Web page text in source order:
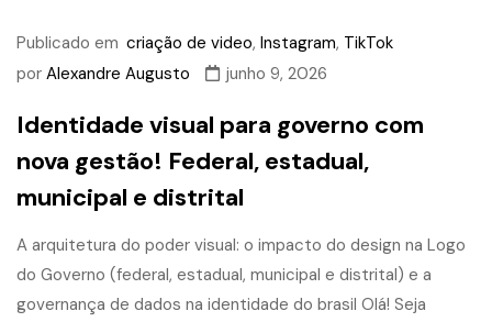
Publicado em criação de video, Instagram, TikTok
por Alexandre Augusto junho 9, 2026
Identidade visual para governo com
nova gestão! Federal, estadual,
municipal e distrital
A arquitetura do poder visual: o impacto do design na Logo
do Governo (federal, estadual, municipal e distrital) e a
governança de dados na identidade do brasil Olá! Seja